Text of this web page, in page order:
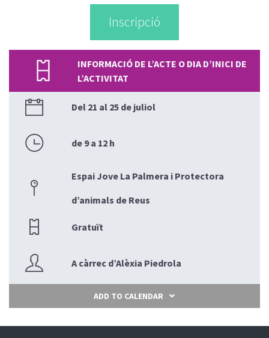
Inscripció
INFORMACIÓ DE L’ACTE O DIA D’INICI DE
L’ACTIVITAT
Del 21 al 25 de juliol
de 9 a 12 h
Espai Jove La Palmera i Protectora
d’animals de Reus
Gratuït
A càrrec d’Alèxia Piedrola
ADD TO CALENDAR